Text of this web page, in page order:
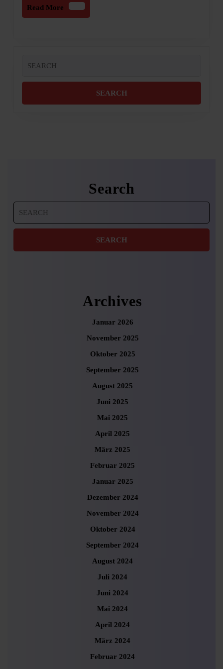
Read More
Read
More
for:
Search
for:
Archives
Januar 2026
November 2025
Oktober 2025
September 2025
August 2025
Juni 2025
Mai 2025
April 2025
März 2025
Februar 2025
Januar 2025
Dezember 2024
November 2024
Oktober 2024
September 2024
August 2024
Juli 2024
Juni 2024
Mai 2024
April 2024
März 2024
Februar 2024